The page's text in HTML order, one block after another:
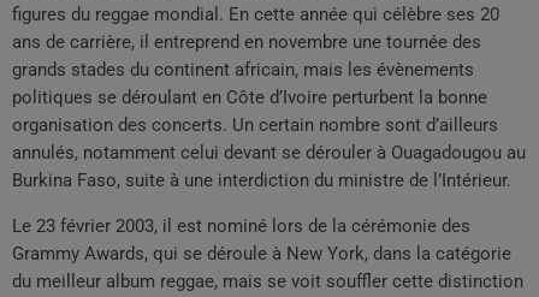
figures du reggae mondial. En cette année qui célèbre ses 20
ans de carrière, il entreprend en novembre une tournée des
grands stades du continent africain, mais les évènements
politiques se déroulant en Côte d’Ivoire perturbent la bonne
organisation des concerts. Un certain nombre sont d’ailleurs
annulés, notamment celui devant se dérouler à Ouagadougou au
Burkina Faso, suite à une interdiction du ministre de l’Intérieur.
Le 23 février 2003, il est nominé lors de la cérémonie des
Grammy Awards, qui se déroule à New York, dans la catégorie
du meilleur album reggae, mais se voit souffler cette distinction